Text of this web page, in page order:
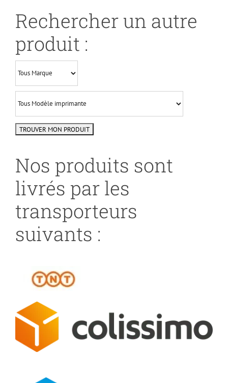
Rechercher un autre
produit :
Nos produits sont
livrés par les
transporteurs
suivants :